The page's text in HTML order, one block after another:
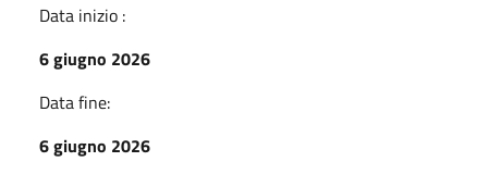
Data inizio :
6 giugno 2026
Data fine:
6 giugno 2026